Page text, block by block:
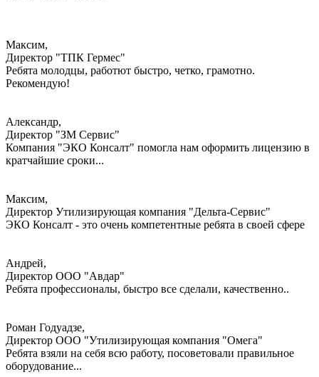
Максим,
Директор "ТПК Гермес"
Ребята молодцы, работют быстро, четко, грамотно.
Рекомендую!
Александр,
Директор "ЗМ Сервис"
Компания "ЭКО Консалт" помогла нам оформить лицензию в
кратчайшие сроки...
Максим,
Директор Утилизирующая компания "Дельта-Сервис"
ЭКО Консалт - это очень компетентные ребята в своей сфере
Андрей,
Директор ООО "Авдар"
Ребята профессионалы, быстро все сделали, качественно..
Роман Годуадзе,
Директор ООО "Утилизирующая компания "Омега"
Ребята взяли на себя всю работу, посоветовали правильное
оборудование...